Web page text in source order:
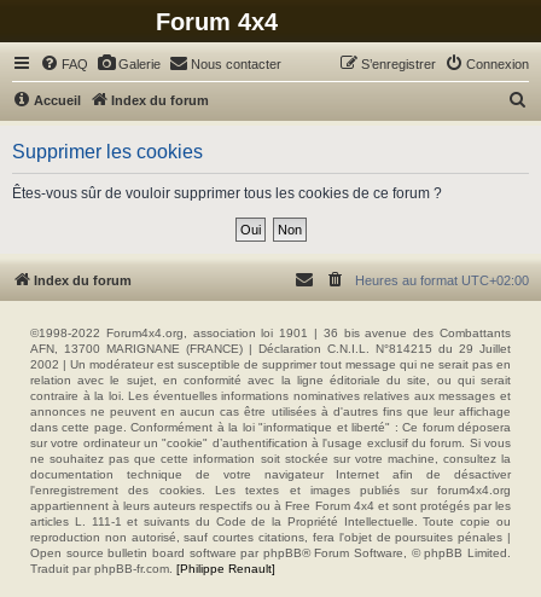
Forum 4x4
FAQ Galerie Nous contacter Connexion
S’enregistrer
Accueil Index du forum
h
Supprimer les cookies
Êtes-vous sûr de vouloir supprimer tous les cookies de ce forum ?
Index du forum Heures au format UTC+02:00
©1998-2022 Forum4x4.org, association loi 1901 | 36 bis avenue des Combattants
AFN, 13700 MARIGNANE (FRANCE) | Déclaration C.N.I.L. N°814215 du 29 Juillet
2002 | Un modérateur est susceptible de supprimer tout message qui ne serait pas en
relation avec le sujet, en conformité avec la ligne éditoriale du site, ou qui serait
contraire à la loi. Les éventuelles informations nominatives relatives aux messages et
annonces ne peuvent en aucun cas être utilisées à d'autres fins que leur affichage
dans cette page. Conformément à la loi "informatique et liberté" : Ce forum déposera
sur votre ordinateur un "cookie" d’authentification à l'usage exclusif du forum. Si vous
ne souhaitez pas que cette information soit stockée sur votre machine, consultez la
documentation technique de votre navigateur Internet afin de désactiver
l'enregistrement des cookies. Les textes et images publiés sur forum4x4.org
appartiennent à leurs auteurs respectifs ou à Free Forum 4x4 et sont protégés par les
articles L. 111-1 et suivants du Code de la Propriété Intellectuelle. Toute copie ou
reproduction non autorisé, sauf courtes citations, fera l'objet de poursuites pénales |
Open source bulletin board software par phpBB® Forum Software, © phpBB Limited.
Traduit par phpBB-fr.com. [Philippe Renault]